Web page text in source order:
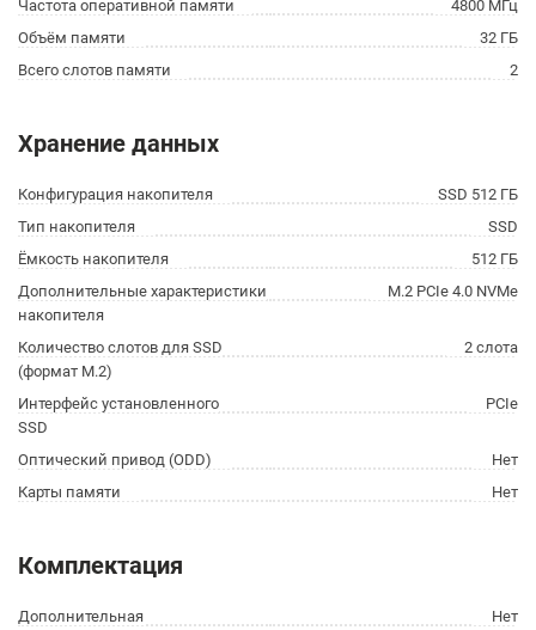
Частота оперативной памяти
4800 МГц
Объём памяти
32 ГБ
Всего слотов памяти
2
Хранение данных
Конфигурация накопителя
SSD 512 ГБ
Тип накопителя
SSD
Ёмкость накопителя
512 ГБ
Дополнительные характеристики
накопителя
M.2 PCIe 4.0 NVMe
Количество слотов для SSD
(формат M.2)
2 слота
Интерфейс установленного
SSD
PCIe
Оптический привод (ODD)
Нет
Карты памяти
Нет
Комплектация
Дополнительная
Нет